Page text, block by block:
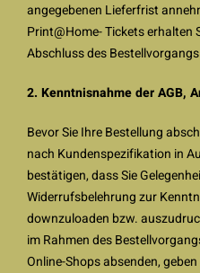
angegebenen Lieferfrist
Print@Home- Tickets erhalten
Abschluss des
2. Kenntnisnahme der AGB,
Bevor Sie Ihre Bestellung
nach Kundenspezifikation in
bestätigen, dass Sie
Widerrufsbelehrung zur
downzuloaden bzw.
im Rahmen des
Online-Shops absenden,